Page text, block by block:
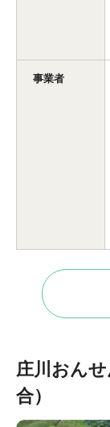
事業者
庄川おん
合）